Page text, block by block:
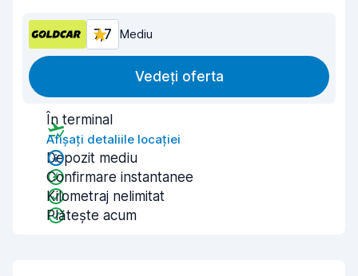
7,7 Mediu
Vedeți oferta
În terminal
Afișați detaliile locației
Depozit mediu
Confirmare instantanee
Kilometraj nelimitat
Plătește acum